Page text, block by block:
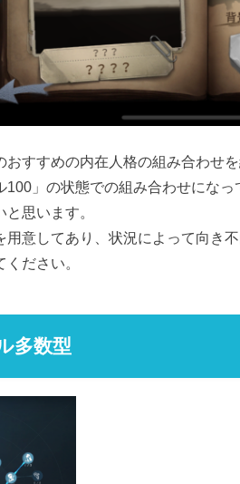
おすすめの内在人格の組み合わせを
100」の状態での組み合わせにな
思います。
用意してあり、状況によって向き
ださい。
多数型